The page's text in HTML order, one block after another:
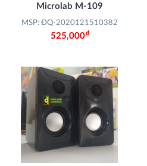
Microlab M-109
MSP: ĐQ-2020121510382
525,000Đ